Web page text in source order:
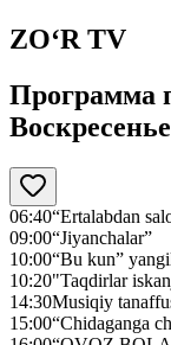
ZO‘R TV
Программа
06:40“Ertalabdan
09:00“Jiyanchalar”
10:00“Bu kun”
10:20"Taqdirlar
14:30Musiqiy
15:00“Chidaganga